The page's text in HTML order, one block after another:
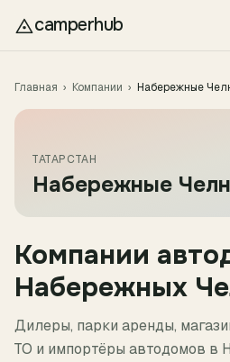
camperhub
Главная › Компании › Набережные
ТАТАРСТАН
Набережные
Компании
Набережных
Дилеры, парки аренды,
ТО и импортёры автодомов в